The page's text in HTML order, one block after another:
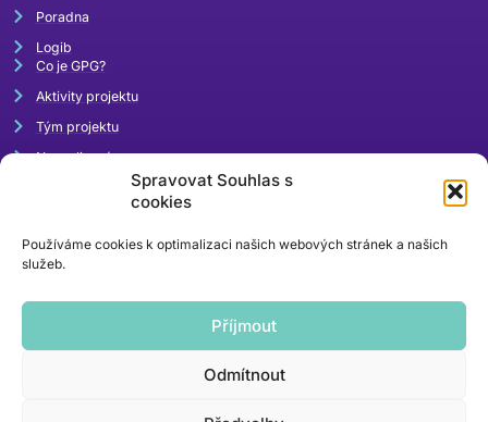
Spravovat Souhlas s
cookies
Používáme cookies k optimalizaci našich webových stránek a našich
služeb.
Příjmout
Odmítnout
Poradna
Logib
Co je GPG?
Aktivity projektu
Tým projektu
Napsali o nás